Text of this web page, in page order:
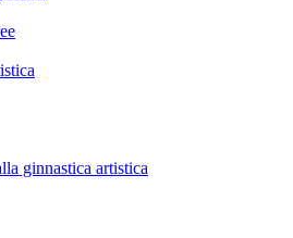
ginnastica artistica